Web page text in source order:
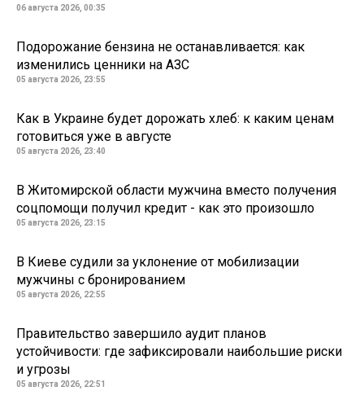
06 августа 2026, 00:35
Подорожание бензина не останавливается: как
изменились ценники на АЗС
05 августа 2026, 23:55
Как в Украине будет дорожать хлеб: к каким ценам
готовиться уже в августе
05 августа 2026, 23:40
В Житомирской области мужчина вместо получения
соцпомощи получил кредит - как это произошло
05 августа 2026, 23:15
В Киеве судили за уклонение от мобилизации
мужчины с бронированием
05 августа 2026, 22:55
Правительство завершило аудит планов
устойчивости: где зафиксировали наибольшие риски
и угрозы
05 августа 2026, 22:51